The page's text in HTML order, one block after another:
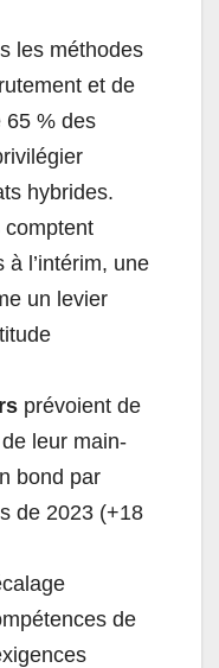
les méthodes
et de
65 % des
hybrides.
comptent
l’intérim, une
un levier
prévoient de
leur main-
bond par
de 2023 (+18
de